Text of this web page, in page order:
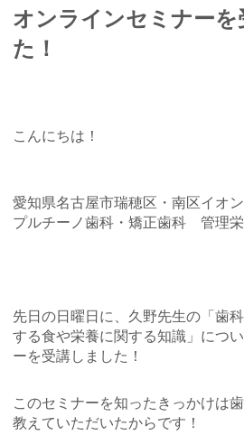
オンラインセミナーを
た！
こんにちは！
愛知県名古屋市瑞穂区・南区イオ
プルチーノ歯科・矯正歯科 管理
先日の日曜日に、久野先生の「歯
する食や栄養に関する知識」につ
ーを受講しました！
このセミナーを知ったきっかけは
教えていただいたからです！